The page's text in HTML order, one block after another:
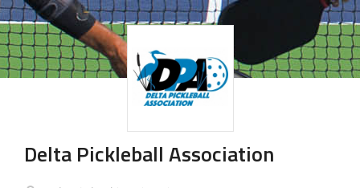
chose?
Delta Pickleball Association